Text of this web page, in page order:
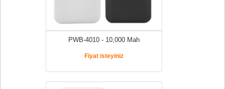
PWB-4010 - 10,000 Mah
Fiyat isteyiniz